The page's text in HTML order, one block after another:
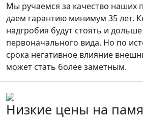
Мы ручаемся за качество наших
даем гарантию минимум 35 лет.
надгробия будут стоять и
первоначального вида. Но по
срока негативное влияние
может стать более заметным.
Низкие цены на